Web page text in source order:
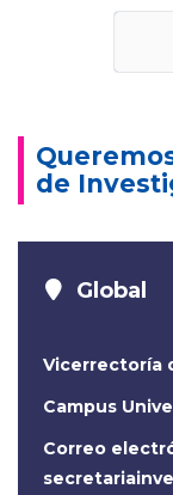
de
Global
Vicerrectoría
Campus
Correo